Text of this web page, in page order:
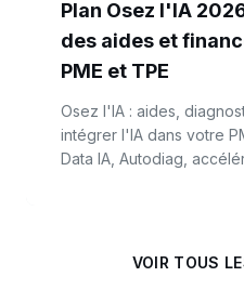
Plan Osez l'IA
des aides et
PME et TPE
Osez l'IA : aides,
intégrer l'IA dans votre
Data IA, Autodiag,
VOIR TOUS